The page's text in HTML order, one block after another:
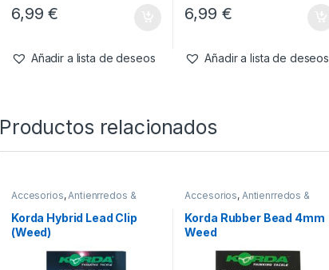
6,99€
Añadir a lista de deseos
6,99 €
Añadir a lista de deseos
Productos relacionados
Accesorios,Antienrredos &
Korda Hybrid Lead Clip
(Weed)
Accesorios, Antienrredos &
Korda Rubber Bead 4mm
Weed